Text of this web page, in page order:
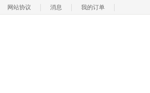
网站协议 消息 我的订单